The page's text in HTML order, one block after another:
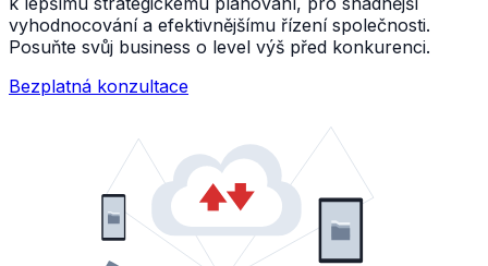
vyhodnocování a efektivnějšímu řízení společnosti.
Posuňte svůj business o level výš před konkurenci.
Bezplatná konzultace